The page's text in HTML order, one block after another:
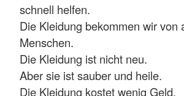
schnell helfen.
Die Kleidung bekommen wir von
Menschen.
Die Kleidung ist nicht neu.
Aber sie ist sauber und heile.
Die Kleidung kostet wenig Geld.